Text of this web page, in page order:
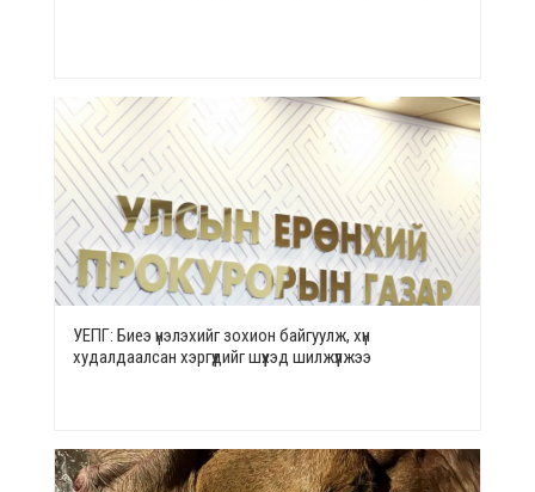
УЕПГ: Биеэ үнэлэхийг зохион байгуулж, хүн
худалдаалсан хэргүүдийг шүүхэд шилжүүлжээ